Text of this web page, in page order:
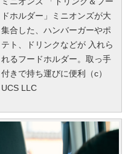
ドホルダー」ミニオンズが大
集合した、ハンバーガーやポ
テト、ドリンクなどが 入れら
れるフードホルダー。取っ手
付きで持ち運びに便利（c）
UCS LLC